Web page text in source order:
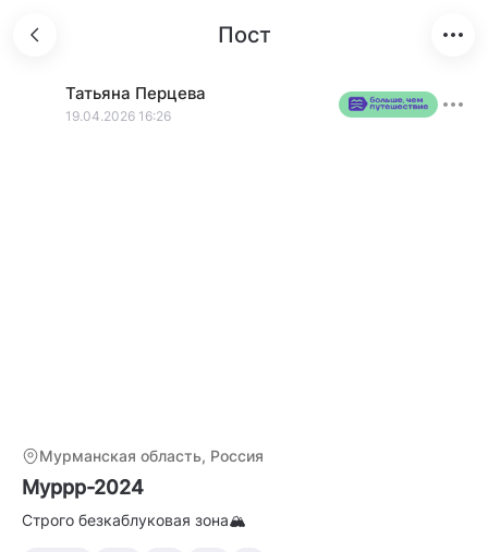
Пост
Татьяна Перцева
19.04.2026 16:26
Мурманская область, Россия
Муррр-2024
Строго безкаблуковая зона🏔️